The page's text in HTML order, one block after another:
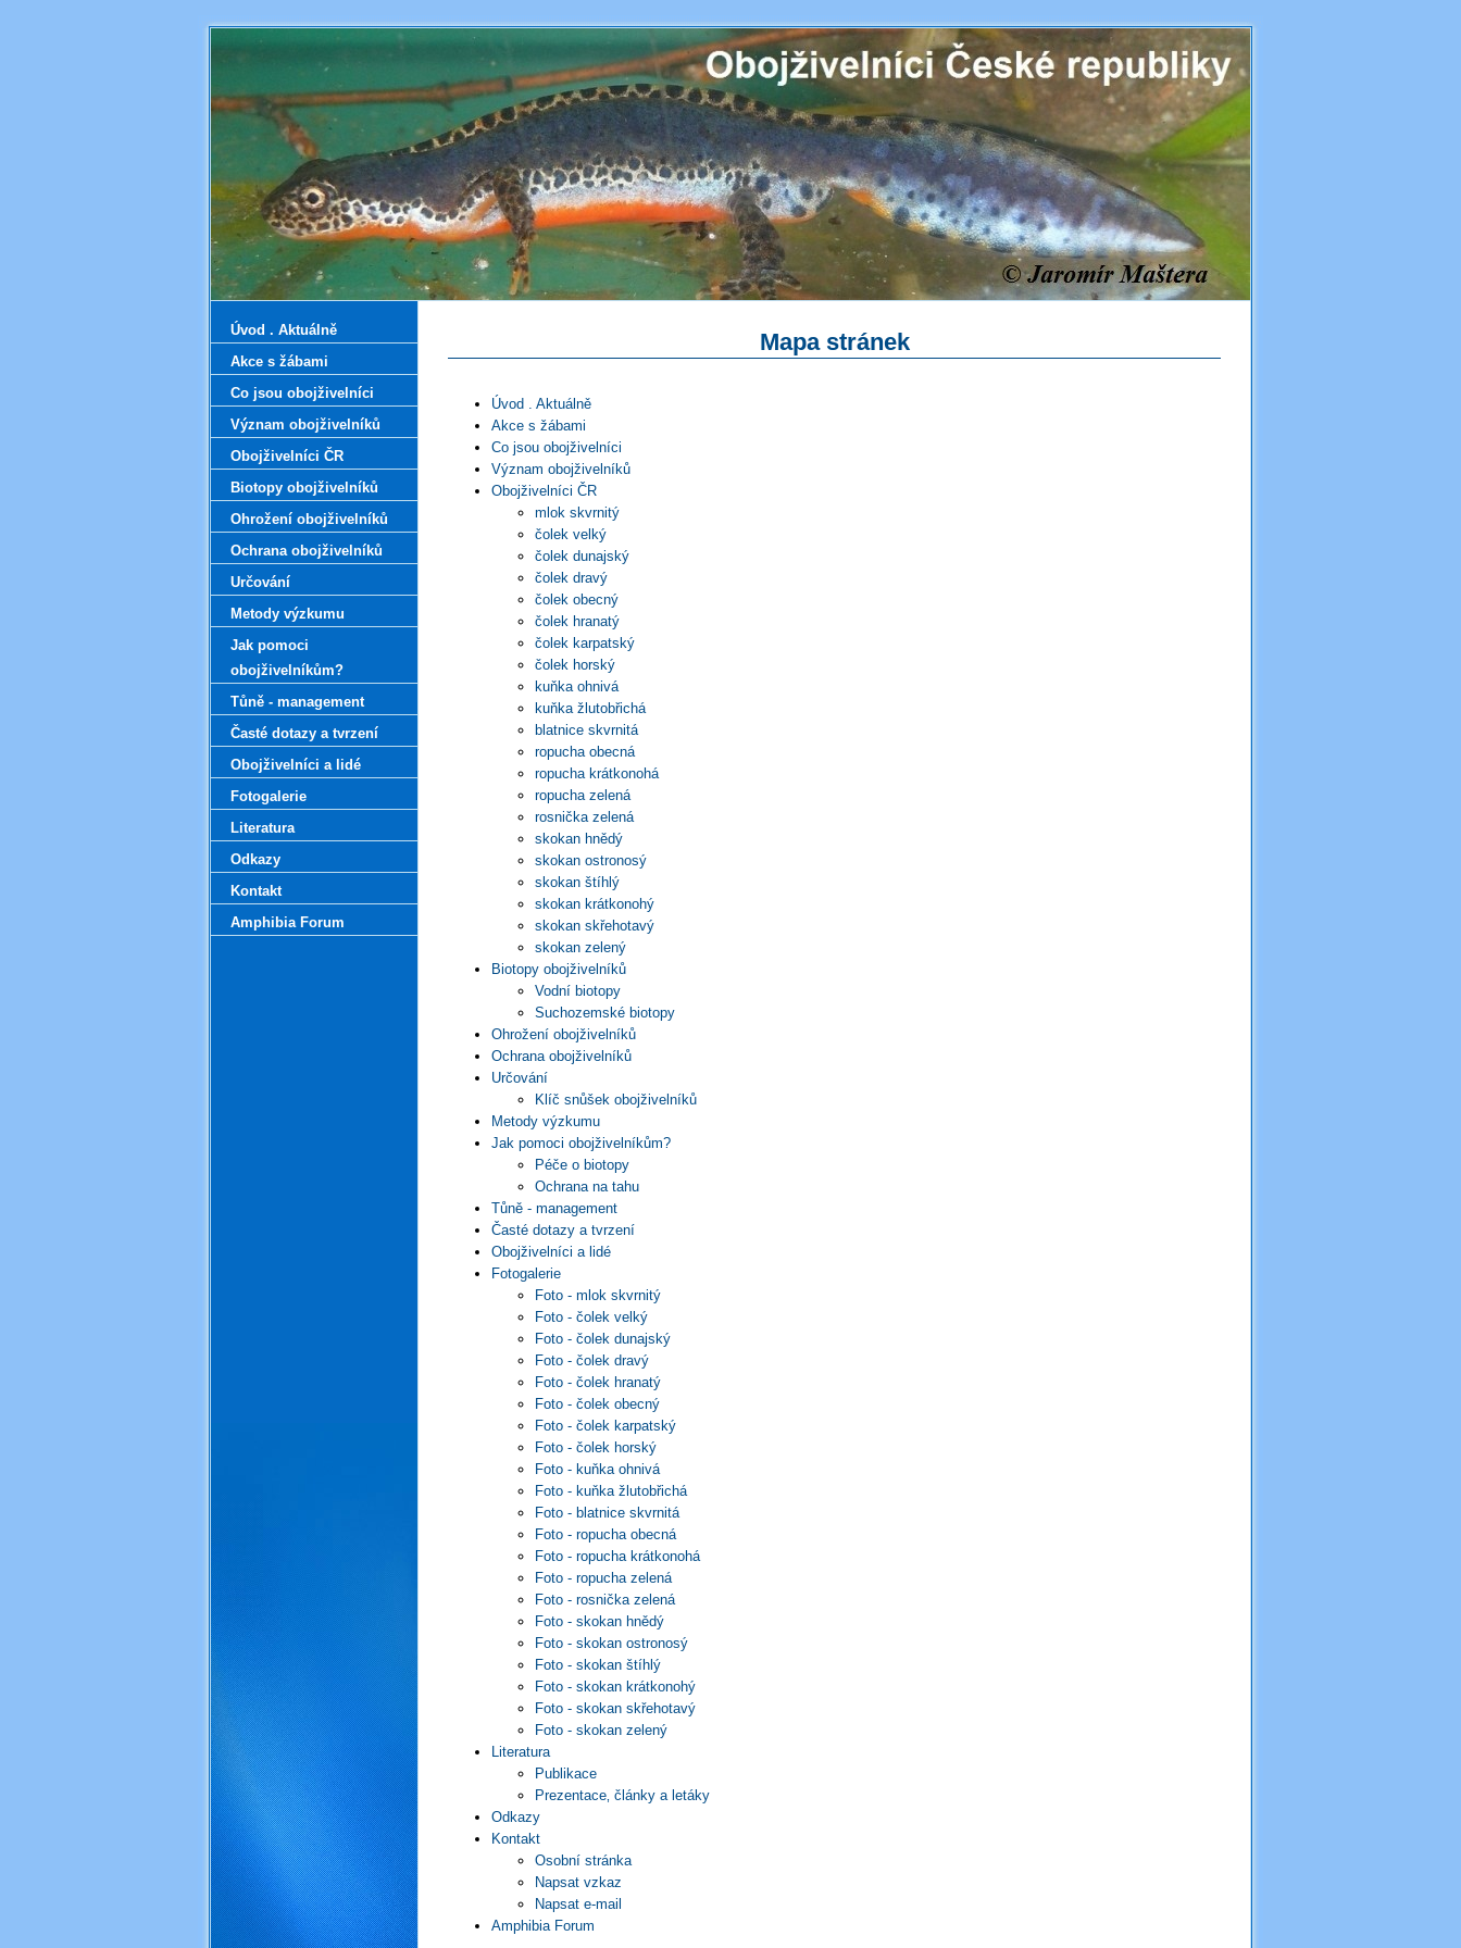
Mapa stránek
Úvod . Aktuálně
Akce s žábami
Co jsou obojživelníci
Význam obojživelníků
Obojživelníci ČR
mlok skvrnitý
čolek velký
čolek dunajský
čolek dravý
čolek obecný
čolek hranatý
čolek karpatský
čolek horský
kuňka ohnivá
kuňka žlutobřichá
blatnice skvrnitá
ropucha obecná
ropucha krátkonohá
ropucha zelená
rosnička zelená
skokan hnědý
skokan ostronosý
skokan štíhlý
skokan krátkonohý
skokan skřehotavý
skokan zelený
Biotopy obojživelníků
Vodní biotopy
Suchozemské biotopy
Ohrožení obojživelníků
Ochrana obojživelníků
Určování
Klíč snůšek obojživelníků
Metody výzkumu
Jak pomoci obojživelníkům?
Péče o biotopy
Ochrana na tahu
Tůně - management
Časté dotazy a tvrzení
Obojživelníci a lidé
Fotogalerie
Foto - mlok skvrnitý
Foto - čolek velký
Foto - čolek dunajský
Foto - čolek dravý
Foto - čolek hranatý
Foto - čolek obecný
Foto - čolek karpatský
Foto - čolek horský
Foto - kuňka ohnivá
Foto - kuňka žlutobřichá
Foto - blatnice skvrnitá
Foto - ropucha obecná
Foto - ropucha krátkonohá
Foto - ropucha zelená
Foto - rosnička zelená
Foto - skokan hnědý
Foto - skokan ostronosý
Foto - skokan štíhlý
Foto - skokan krátkonohý
Foto - skokan skřehotavý
Foto - skokan zelený
Literatura
Publikace
Prezentace‚ články a letáky
Odkazy
Kontakt
Osobní stránka
Napsat vzkaz
Napsat e-mail
Amphibia Forum
Úvod . Aktuálně
Akce s žábami
Co jsou obojživelníci
Význam obojživelníků
Obojživelníci ČR
Biotopy obojživelníků
Ohrožení obojživelníků
Ochrana obojživelníků
Určování
Metody výzkumu
Jak pomoci
obojživelníkům?
Tůně - management
Časté dotazy a tvrzení
Obojživelníci a lidé
Fotogalerie
Literatura
Odkazy
Kontakt
Amphibia Forum